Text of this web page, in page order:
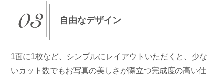
自由なデザイン
1面に1枚など、シンプルにレイアウトいただくと、少な
いカット数でもお写真の美しさが際立つ完成度の高い仕